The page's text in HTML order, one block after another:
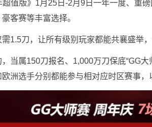
超值版》1月25日-2月9日一年一度、重
客赛等丰富选择。
1.5刀，让所有级别玩家都能共襄盛举
当属150刀报名、1,000万刀保底“GG
洲选手分别都能参与相对应时区赛事，